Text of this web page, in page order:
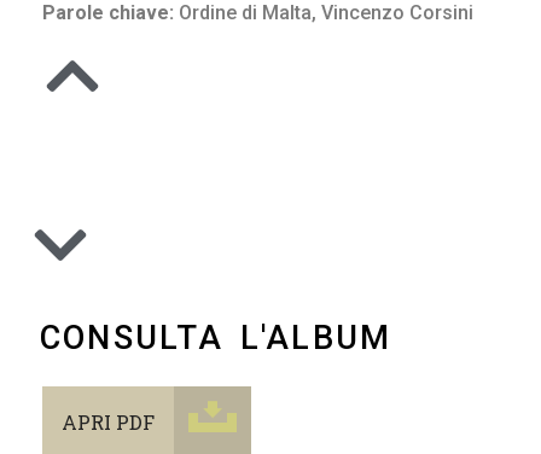
Parole chiave: Ordine di Malta, Vincenzo Corsini
CONSULTA L'ALBUM
APRI PDF